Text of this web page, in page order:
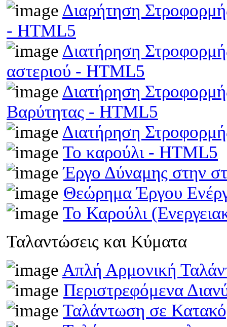
Διαρήτηση
- HTML5
Διατήρηση
αστεριού - HTML5
Διατήρηση
Βαρύτητας - HTML5
Διατήρηση
Το καρούλι - HTML5
Έργο Δύναμης στην
Θεώρημα Έργου
Το Καρούλι
Ταλαντώσεις και Κύματα
Απλή Αρμονική
Περιστρεφόμενα
Ταλάντωση σε